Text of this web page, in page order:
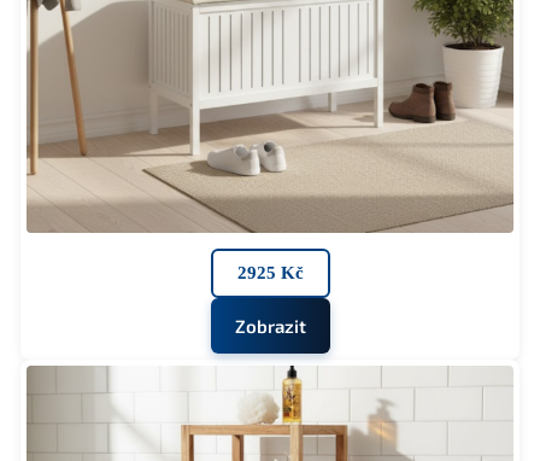
2925 Kč
Zobrazit